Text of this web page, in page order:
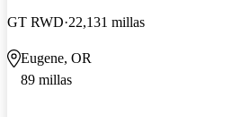
GT RWD 22,131 millas
Eugene, OR
89 millas